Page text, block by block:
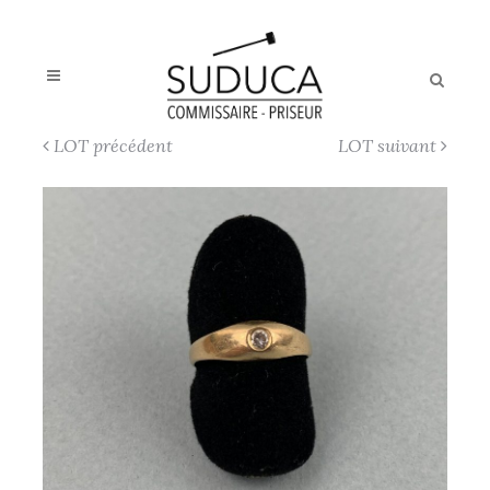
LOT précédent LOT suivant